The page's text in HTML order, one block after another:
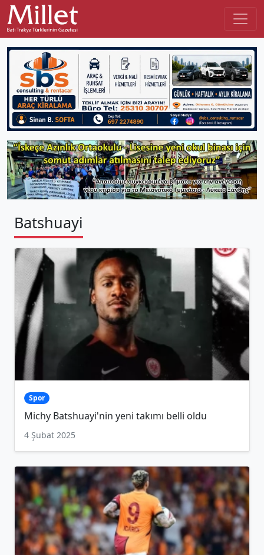
Batshuayi
Spor
Michy Batshuayi'nin yeni takımı belli oldu
4 Şubat 2025